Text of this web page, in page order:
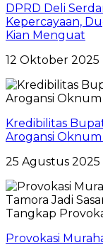
DPRD Deli
Kepercayaan,
Kian Menguat
12 Oktober 2025
Kredibilitas
Arogansi
25 Agustus 2025
Provokasi